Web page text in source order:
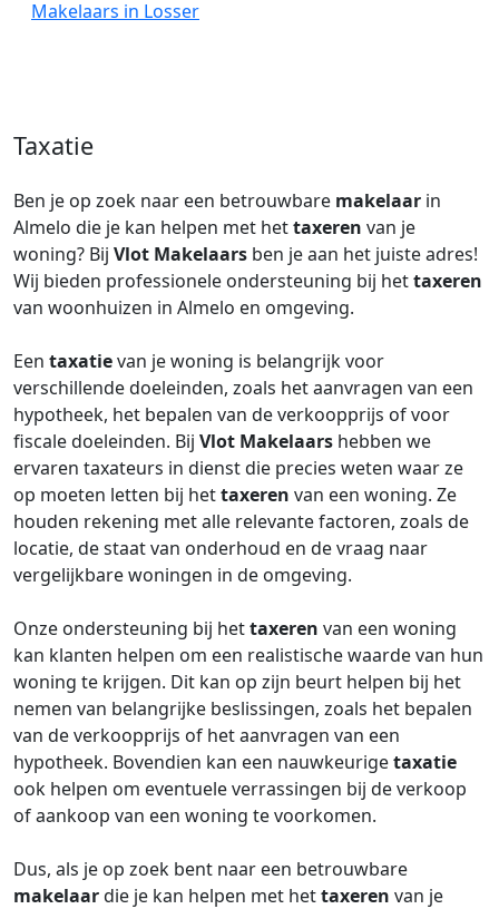
Makelaars in Losser
Taxatie
Ben je op zoek naar een betrouwbare makelaar in
Almelo die je kan helpen met hettaxeren van je
woning? Bij Vlot Makelaars ben je aan het juiste adres!
Wij bieden professionele ondersteuning bij hettaxeren
van woonhuizen in Almelo en omgeving.
Een taxatievan je woning is belangrijk voor
verschillende doeleinden, zoals het aanvragen van een
hypotheek, het bepalen van de verkoopprijs of voor
fiscale doeleinden. Bij Vlot Makelaars hebben we
ervaren taxateurs in dienst die precies weten waar ze
op moeten letten bij hettaxeren van een woning. Ze
houden rekening met alle relevante factoren, zoals de
locatie, de staat van onderhoud en de vraag naar
vergelijkbare woningen in de omgeving.
Onze ondersteuning bij hettaxeren van een woning
kan klanten helpen om een realistische waarde van hun
woning te krijgen. Dit kan op zijn beurt helpen bij het
nemen van belangrijke beslissingen, zoals het bepalen
van de verkoopprijs of het aanvragen van een
hypotheek. Bovendien kan een nauwkeurigetaxatie
ook helpen om eventuele verrassingen bij de verkoop
of aankoop van een woning te voorkomen.
Dus, als je op zoek bent naar een betrouwbare
makelaardie je kan helpen met hettaxeren van je